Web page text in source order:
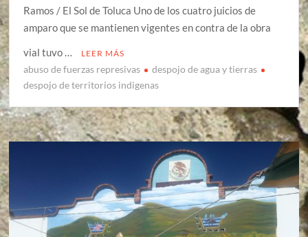
Ramos / El Sol de Toluca Uno de los cuatro juicios de
amparo que se mantienen vigentes en contra de la obra
vial tuvo …
LEER MÁS
abuso de fuerzas represivas
despojo de agua y tierras
despojo de territorios indigenas